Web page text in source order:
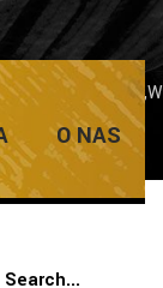
O NAS
to tylko z